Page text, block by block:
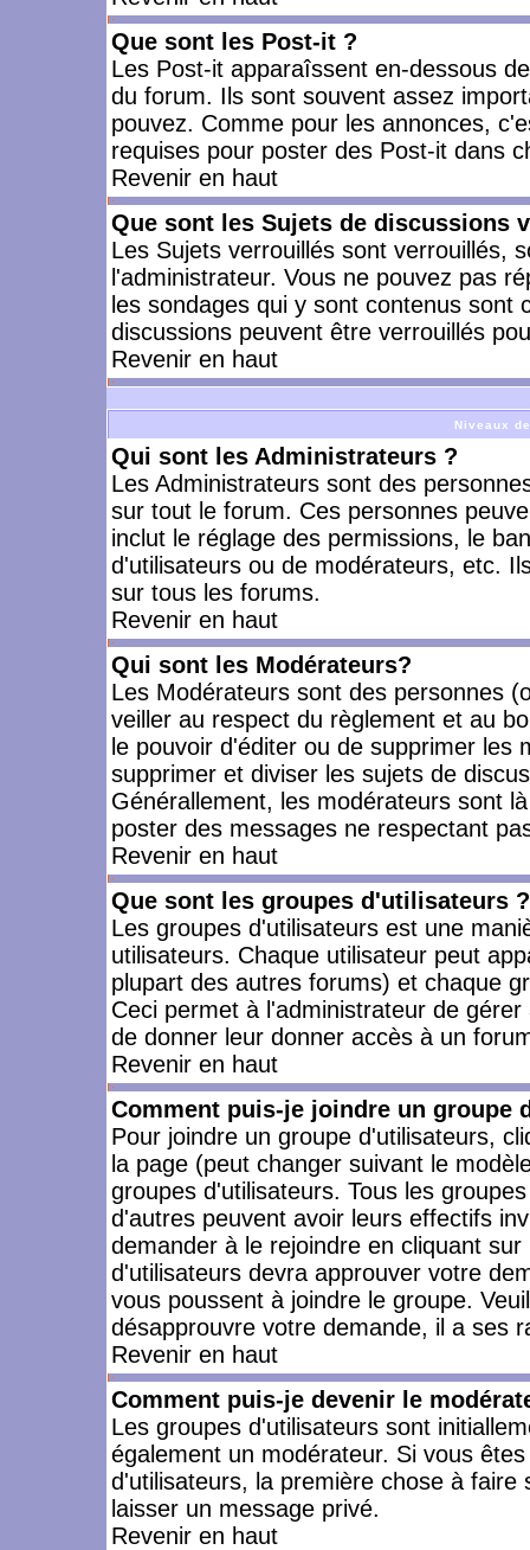
Que sont les Post-it ?
Les Post-it apparaîssent en-dessous
du forum. Ils sont souvent assez
pouvez. Comme pour les annonces,
requises pour poster des Post-it dans
Revenir en haut
Que sont les Sujets de discussions
Les Sujets verrouillés sont verrouillés,
l'administrateur. Vous ne pouvez pas
les sondages qui y sont contenus
discussions peuvent être verrouillés
Revenir en haut
Niveaux
Qui sont les Administrateurs ?
Les Administrateurs sont des
sur tout le forum. Ces personnes
inclut le réglage des permissions, le
d'utilisateurs ou de modérateurs, etc.
sur tous les forums.
Revenir en haut
Qui sont les Modérateurs?
Les Modérateurs sont des personnes
veiller au respect du règlement et au
le pouvoir d'éditer ou de supprimer les
supprimer et diviser les sujets de
Générallement, les modérateurs sont
poster des messages ne respectant
Revenir en haut
Que sont les groupes d'utilisateurs ?
Les groupes d'utilisateurs est une
utilisateurs. Chaque utilisateur peut
plupart des autres forums) et chaque
Ceci permet à l'administrateur de
de donner leur donner accès à un
Revenir en haut
Comment puis-je joindre un groupe
Pour joindre un groupe d'utilisateurs,
la page (peut changer suivant le
groupes d'utilisateurs. Tous les
d'autres peuvent avoir leurs effectifs
demander à le rejoindre en cliquant
d'utilisateurs devra approuver votre
vous poussent à joindre le groupe.
désapprouvre votre demande, il a ses
Revenir en haut
Comment puis-je devenir le
Les groupes d'utilisateurs sont
également un modérateur. Si vous
d'utilisateurs, la première chose à
laisser un message privé.
Revenir en haut